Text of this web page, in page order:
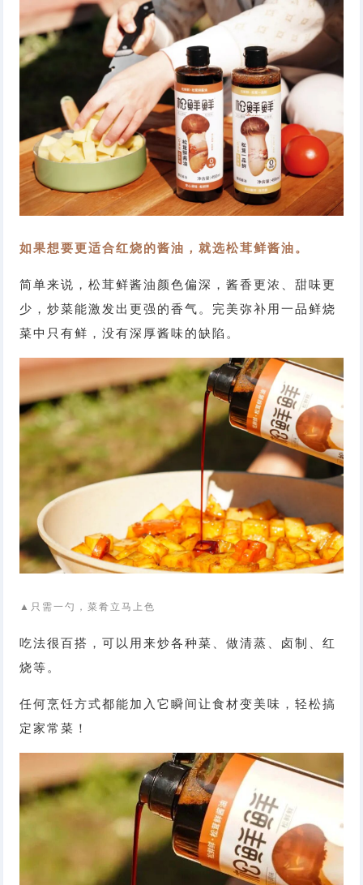
如果想要更适合红烧的酱油，就选松茸鲜酱油。
简单来说，松茸鲜酱油颜色偏深，酱香更浓、甜味更
少，炒菜能激发出更强的香气。完美弥补用一品鲜烧
菜中只有鲜，没有深厚酱味的缺陷。
▲只需一勺，菜肴立马上色
吃法很百搭，可以用来炒各种菜、做清蒸、卤制、红
烧等。
任何烹饪方式都能加入它瞬间让食材变美味，轻松搞
定家常菜！